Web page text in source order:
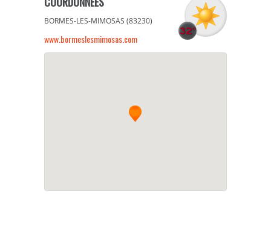
BORMES-LES-MIMOSAS (83230)
www.bormeslesmimosas.com